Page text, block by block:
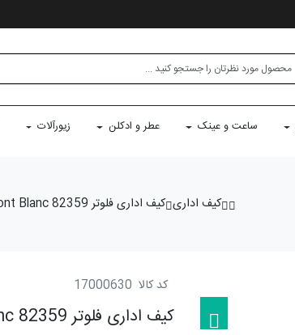
ساعت و عینک عطر و ادکلن زیورآلات
کیف اداری کیف اداری فلوتر 82359 Mont Blanc
کد کالا 17000630
کیف اداری فلوتر 82359 Mont Blanc